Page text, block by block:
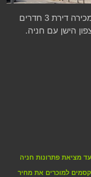
למכירה דירת 3 חדרים
הישן עם חניה.
מציאת פתרונות חניה
למוכרים את מחיר